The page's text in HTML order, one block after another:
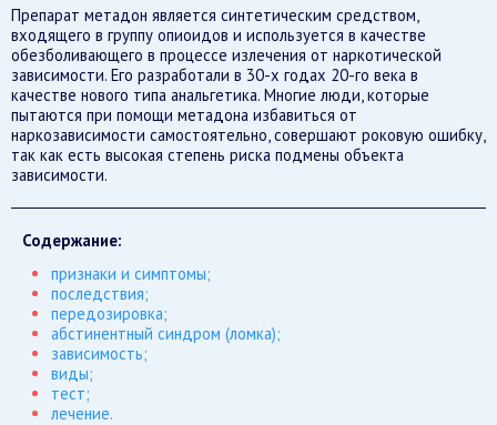
Препарат метадон является синтетическим средством,
входящего в группу опиоидов и используется в качестве
обезболивающего в процессе излечения от наркотической
зависимости. Его разработали в 30-х годах 20-го века в
качестве нового типа анальгетика. Многие люди, которые
пытаются при помощи метадона избавиться от
наркозависимости самостоятельно, совершают роковую ошибку,
так как есть высокая степень риска подмены объекта
зависимости.
Содержание:
признаки и симптомы;
последствия;
передозировка;
абстинентный синдром (ломка);
зависимость;
виды;
тест;
лечение.